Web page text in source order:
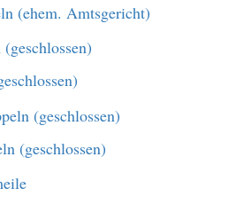
(ehem. Amtsgericht)
(geschlossen)